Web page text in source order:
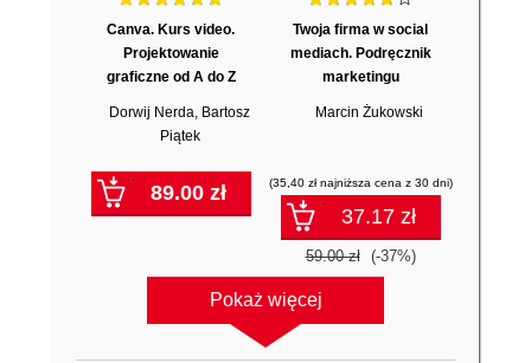
Canva. Kurs video.
Projektowanie
graficzne od A do Z
Dorwij Nerda, Bartosz
Piątek
89.00 zł
Twoja firma w social
mediach. Podręcznik
marketingu
internetowego dla
Marcin Żukowski
(35,40 zł najniższa cena z 30 dni)
37.17 zł
59.00 zł (-37%)
Pokaż więcej